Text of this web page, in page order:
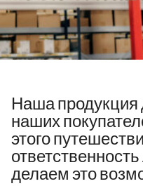
Наша продукция
наших
этого
делаем это